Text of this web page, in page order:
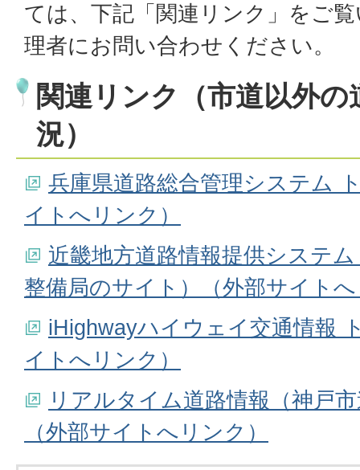
ては、下記「関連リンク」をご
理者にお問い合わせください。
関連リンク（市道以外の
況）
兵庫県道路総合管理システム
イトへリンク）
近畿地方道路情報提供システ
整備局のサイト）（外部サイト
iHighwayハイウェイ交通情報
イトへリンク）
リアルタイム道路情報（神戸
（外部サイトへリンク）